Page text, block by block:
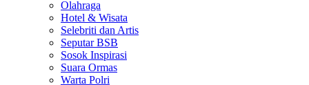
Olahraga
Hotel & Wisata
Selebriti dan Artis
Seputar BSB
Sosok Inspirasi
Suara Ormas
Warta Polri